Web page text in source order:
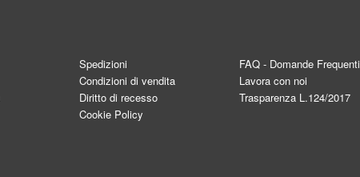
Spedizioni
Condizioni di vendita
Diritto di recesso
Cookie Policy
FAQ - Domande Frequenti
Lavora con noi
Trasparenza L.124/2017